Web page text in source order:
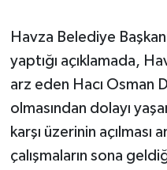
Havza Belediye
yaptığı açıklamada,
arz eden Hacı Osman
olmasından dolayı
karşı üzerinin açılması
çalışmaların sona